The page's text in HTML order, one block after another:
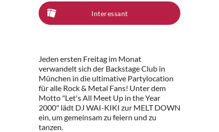
Interessant
Jeden ersten Freitag im Monat
verwandelt sich der Backstage Club in
München in die ultimative Partylocation
für alle Rock & Metal Fans! Unter dem
Motto "Let's All Meet Up in the Year
2000" lädt DJ WAI-KIKI zur MELT DOWN
ein, um gemeinsam zu feiern und zu
tanzen.